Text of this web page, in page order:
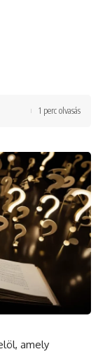
1 perc olvasás
amely